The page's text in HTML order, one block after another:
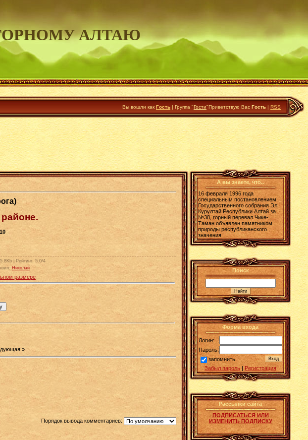
АЛТАЮ
Вы вошли как Гость | Группа "Гости"Приветствую Вас Гость | RSS
| Рейтинг: 5.0/4
: Николай
размере
»
Порядок вывода комментариев:
А вы знаете, что..
16 февраля 1996 года
специальным постановлением
Государственного собрания Эл
Курултай Республики Алтай за
№38, горный перевал Чике-
Таман объявлен памятником
природы республиканского
значения
Поиск
Форма входа
Логин:
Пароль:
запомнить
Забыл пароль | Регистрация
Рассылки сайта
ПОДПИСАТЬСЯ ИЛИ
ИЗМЕНИТЬ ПОДПИСКУ